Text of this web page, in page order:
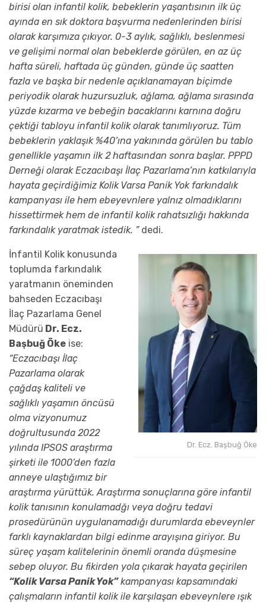
birisi olan infantil kolik, bebeklerin yaşantısının ilk üç
ayında en sık doktora başvurma nedenlerinden birisi
olarak karşımıza çıkıyor. 0-3 aylık, sağlıklı, beslenmesi
ve gelişimi normal olan bebeklerde görülen, en az üç
hafta süreli, haftada üç günden, günde üç saatten
fazla ve başka bir nedenle açıklanamayan biçimde
periyodik olarak huzursuzluk, ağlama, ağlama sırasında
yüzde kızarma ve bebeğin bacaklarını karnına doğru
çektiği tabloyu infantil kolik olarak tanımlıyoruz. Tüm
bebeklerin yaklaşık %40’ına yakınında görülen bu tablo
genellikle yaşamın ilk 2 haftasından sonra başlar. PPPD
Derneği olarak Eczacıbaşı İlaç Pazarlama’nın katkılarıyla
hayata geçirdiğimiz Kolik Varsa Panik Yok farkındalık
kampanyası ile hem ebeyevnlere yalnız olmadıklarını
hissettirmek hem de infantil kolik rahatsızlığı hakkında
farkındalık yaratmak istedik. ”dedi.
Dr. Ecz. Başbuğ Öke
İnfantil Kolik konusunda
toplumda farkındalık
yaratmanın öneminden
bahseden Eczacıbaşı
İlaç Pazarlama Genel
Müdürü Dr. Ecz.
Başbuğ Öke ise:
“Eczacıbaşı İlaç
Pazarlama olarak
çağdaş kaliteli ve
sağlıklı yaşamın öncüsü
olma vizyonumuz
doğrultusunda 2022
yılında IPSOS araştırma
şirketi ile 1000’den fazla
anneye ulaştığımız bir
araştırma yürüttük. Araştırma sonuçlarına göre infantil
kolik tanısının konulamadğı veya doğru tedavi
prosedürünün uygulanamadığı durumlarda ebeveynler
farklı kaynaklardan bilgi edinme arayışına giriyor. Bu
süreç yaşam kalitelerinin önemli oranda düşmesine
sebep oluyor. Bu fikirden yola çıkarak hayata geçirilen
“Kolik Varsa Panik Yok”kampanyası kapsamındaki
çalışmaların infantil kolik ile karşılaşan ebeveynlere ışık